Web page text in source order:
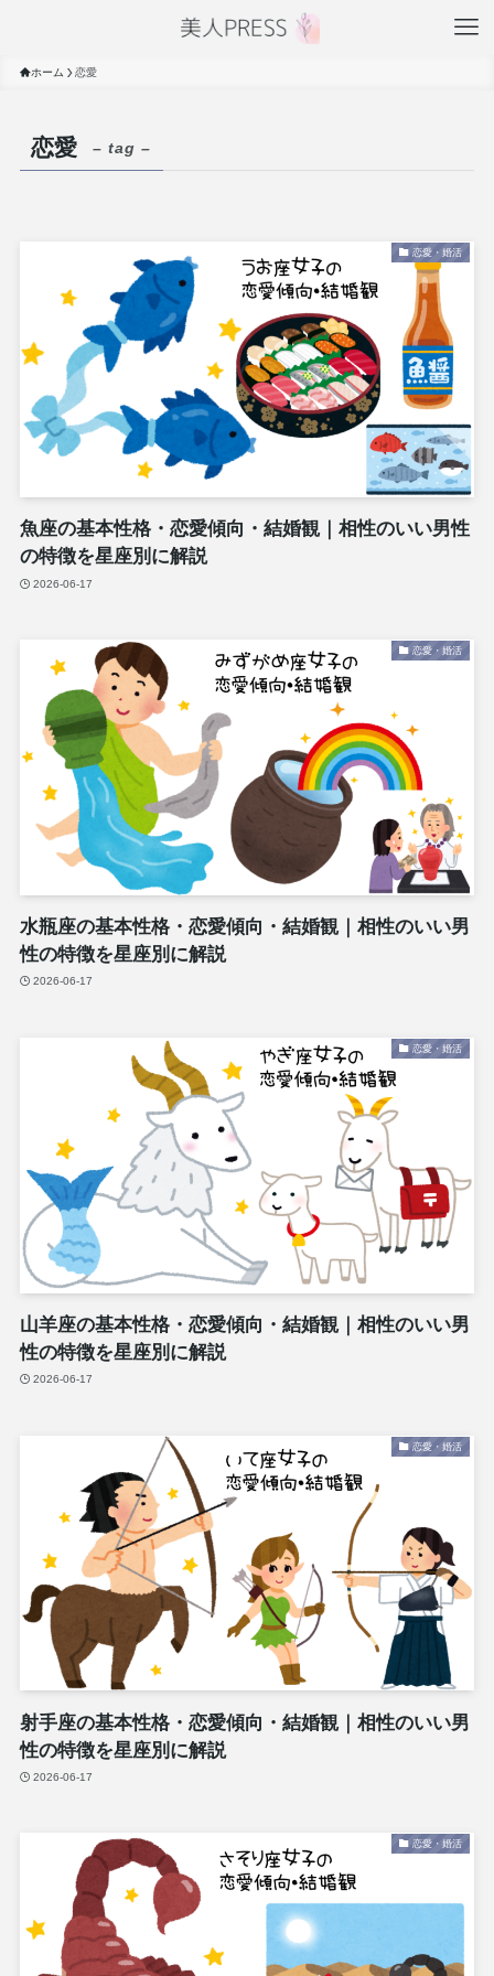
ホーム 恋愛
恋愛 – tag –
恋愛・婚活
魚座の基本性格・恋愛傾向・結婚観｜相性のいい男性
の特徴を星座別に解説
2026-06-17
恋愛・婚活
水瓶座の基本性格・恋愛傾向・結婚観｜相性のいい男
性の特徴を星座別に解説
2026-06-17
恋愛・婚活
山羊座の基本性格・恋愛傾向・結婚観｜相性のいい男
性の特徴を星座別に解説
2026-06-17
恋愛・婚活
射手座の基本性格・恋愛傾向・結婚観｜相性のいい男
性の特徴を星座別に解説
2026-06-17
恋愛・婚活